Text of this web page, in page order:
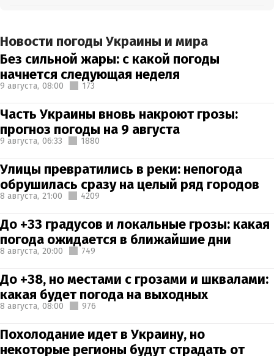
Новости погоды Украины и мира
Без сильной жары: с какой погоды
начнется следующая неделя
9 августа, 08:00 173
Часть Украины вновь накроют грозы:
прогноз погоды на 9 августа
9 августа, 06:33 1880
Улицы превратились в реки: непогода
обрушилась сразу на целый ряд городов
8 августа, 21:00 4209
До +33 градусов и локальные грозы: какая
погода ожидается в ближайшие дни
8 августа, 20:00 749
До +38, но местами с грозами и шквалами:
какая будет погода на выходных
8 августа, 08:00 976
Похолодание идет в Украину, но
некоторые регионы будут страдать от